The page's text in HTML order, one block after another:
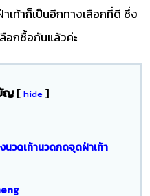
เท้าก็เป็นอีกทางเลือกที่ดี ซึ่ง
อกซื้อกันแล้วค่ะ
ญ [ hide ]
นวดเท้านวดกดจุดฝ่าเท้า